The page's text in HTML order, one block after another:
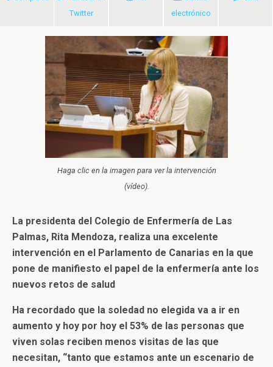
Twitter
electrónico
Haga clic en la imagen para ver la intervención
(vídeo).
La presidenta del Colegio de Enfermería de Las
Palmas, Rita Mendoza, realiza una excelente
intervención en el Parlamento de Canarias en la que
pone de manifiesto el papel de la enfermería ante los
nuevos retos de salud
Ha recordado que la soledad no elegida va a ir en
aumento y hoy por hoy el 53% de las personas que
viven solas reciben menos visitas de las que
necesitan, “tanto que estamos ante un escenario de